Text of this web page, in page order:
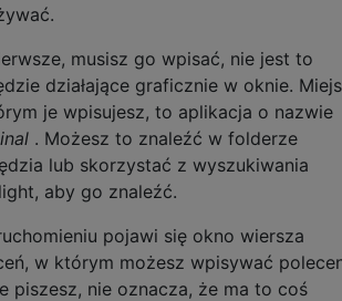
musisz go wpisać, nie jest to
działające graficznie w oknie.
je wpisujesz, to aplikacja o nazwie
. Możesz to znaleźć w folderze
lub skorzystać z wyszukiwania
aby go znaleźć.
pojawi się okno wiersza
w którym możesz wpisywać
piszesz, nie oznacza, że ​​ma to coś